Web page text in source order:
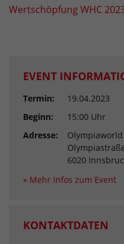
Wertschöpfung WHC
EVENT
Termin:
19.04.2023
Beginn:
15:00 Uhr
Adresse:
6020
» Mehr Infos zum Event
KONTAKTDATEN